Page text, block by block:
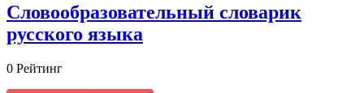
Словообразовательный словарик
русского языка
0 Рейтинг